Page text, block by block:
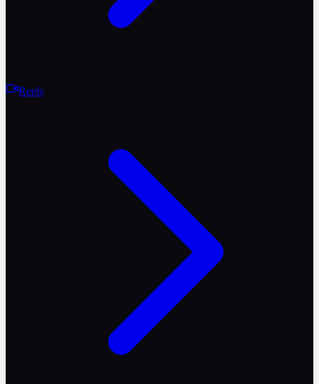
Reels